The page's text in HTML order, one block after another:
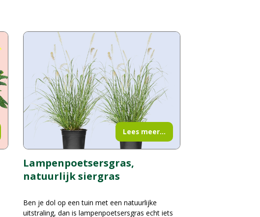
Lampenpoetsersgras,
natuurlijk siergras
Ben je dol op een tuin met een natuurlijke
uitstraling, dan is lampenpoetsersgras echt iets
Lees meer...